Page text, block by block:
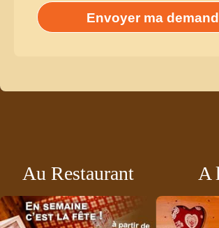
Envoyer ma
Au Restaurant A